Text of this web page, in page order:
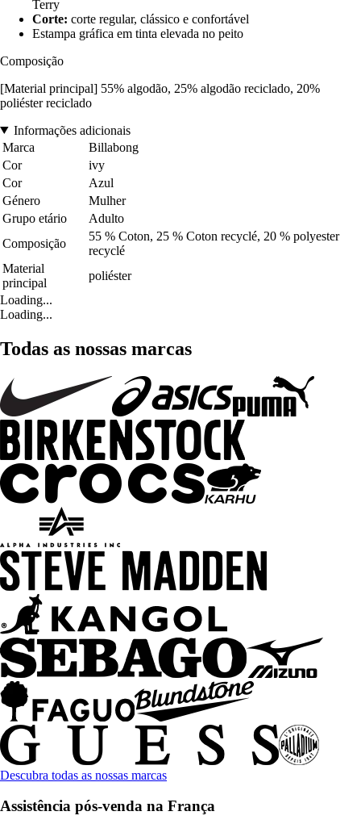
Terry
Corte: corte regular, clássico e confortável
Estampa gráfica em tinta elevada no peito
Composição
[Material principal] 55% algodão, 25% algodão reciclado, 20%
poliéster reciclado
Informações adicionais
Marca
Billabong
Cor
ivy
Cor
Azul
Género
Mulher
Grupo etário
Adulto
Composição
55 % Coton, 25 % Coton recyclé, 20 % polyester
recyclé
Material
principal
poliéster
Loading...
Loading...
Todas as nossas marcas
Descubra todas as nossas marcas
Assistência pós-venda na França